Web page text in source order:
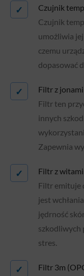
✓
Czujnik
Czujnik
umożliwia
czemu
dopasować
✓
Filtr z
Filtr ten
innych
Zapewnia
✓
Filtr z
Filtr emituje
jest
jędrność
szkodliwych
stres.
✓
Filtr 3m